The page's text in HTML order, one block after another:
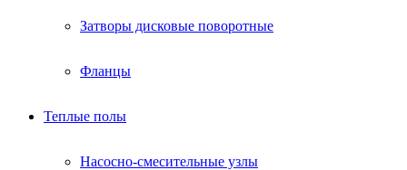
Затворы дисковые поворотные
Фланцы
Теплые полы
Насосно-смесительные узлы